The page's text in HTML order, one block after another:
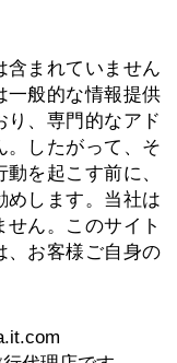
含まれていません
一般的な情報提供
り、専門的なアド
。したがって、そ
を起こす前に、
めします。当社は
ん。このサイト
、お客様ご自身の